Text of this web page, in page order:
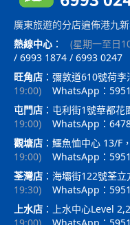
廣東旅遊的分店遍佈港九
熱線中心 ： (星期一至日
/ 6993 1874 / 6993 0247
旺角店 ： 彌敦道610號荷
19:00)
WhatsApp：
屯門店 ： 屯利街1號華都花
19:00)
WhatsApp：
觀塘店 ： 鱷魚恤中心 13/F
19:00)
WhatsApp：
荃灣店 ： 海壩街122號荃立
19:30)
WhatsApp：
上水店 ： 上水中心Level
19:00) WhatsApp：